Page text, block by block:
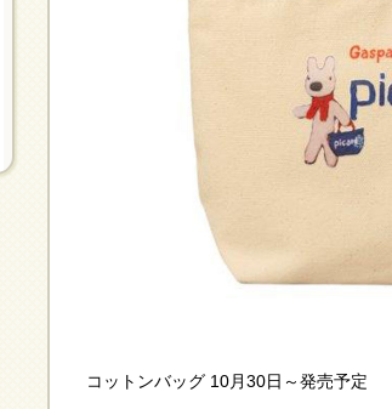
コットンバッグ 10月30日～発売予定